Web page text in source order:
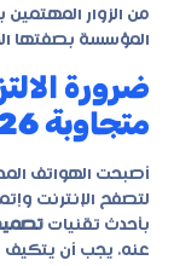
من الزوار
المؤسسة بصفتها
ضرورة
متجاوبة 2026 للهواتف الذكية
أصبحت الهواتف
لتصفح الإنترنت
بأحدث تقنيات تصميم
عنه. يجب أن يتكيف